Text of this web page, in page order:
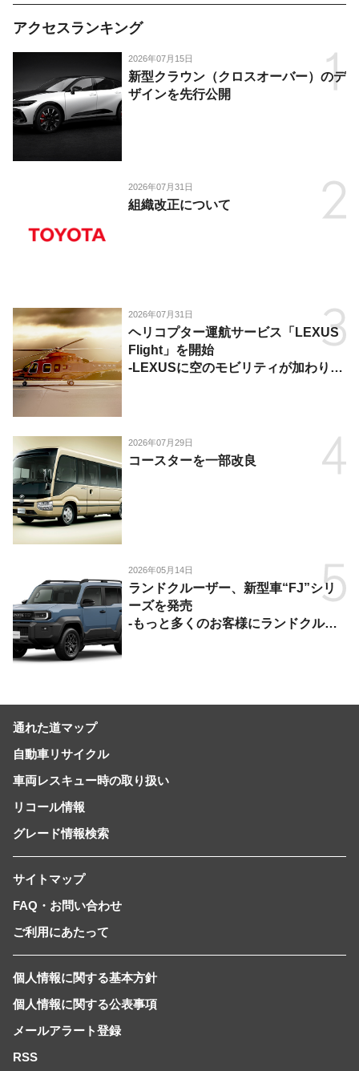
アクセスランキング
2026年07月15日
新型クラウン（クロスオーバー）のデ
ザインを先行公開
2026年07月31日
組織改正について
2026年07月31日
ヘリコプター運航サービス「LEXUS
Flight」を開始
-LEXUSに空のモビリティが加わり、
2026年07月29日
コースターを一部改良
2026年05月14日
ランドクルーザー、新型車“FJ”シリ
ーズを発売
-もっと多くのお客様にランドクルー
通れた道マップ
自動車リサイクル
車両レスキュー時の取り扱い
リコール情報
グレード情報検索
サイトマップ
FAQ・お問い合わせ
ご利用にあたって
個人情報に関する基本方針
個人情報に関する公表事項
メールアラート登録
RSS